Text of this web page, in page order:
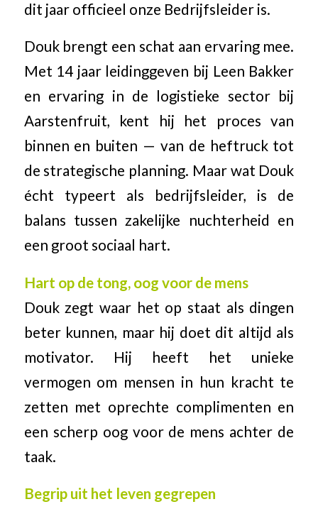
dit jaar officieel onze Bedrijfsleider is.
Douk brengt een schat aan ervaring mee.
Met 14 jaar leidinggeven bij Leen Bakker
en ervaring in de logistieke sector bij
Aarstenfruit, kent hij het proces van
binnen en buiten — van de heftruck tot
de strategische planning. Maar wat Douk
écht typeert als bedrijfsleider, is de
balans tussen zakelijke nuchterheid en
een groot sociaal hart.
Hart op de tong, oog voor de mens
Douk zegt waar het op staat als dingen
beter kunnen, maar hij doet dit altijd als
motivator. Hij heeft het unieke
vermogen om mensen in hun kracht te
zetten met oprechte complimenten en
een scherp oog voor de mens achter de
taak.
Begrip uit het leven gegrepen